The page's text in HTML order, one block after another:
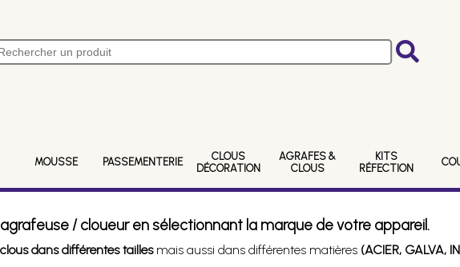
MOUSSE PASSEMENTERIE
CLOUS
DÉCORATION
AGRAFES &
CLOUS
KITS
RÉFECTION
/ cloueur en sélectionnant la marque de votre appareil.
dans différentes taillesmais aussi dans différentes matières (ACIER, GALVA,